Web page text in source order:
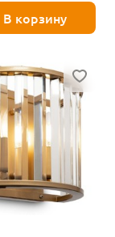
В корзину